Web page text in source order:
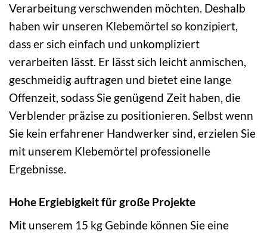
Verarbeitung verschwenden möchten. Deshalb
haben wir unseren Klebemörtel so konzipiert,
dass er sich einfach und unkompliziert
verarbeiten lässt. Er lässt sich leicht anmischen,
geschmeidig auftragen und bietet eine lange
Offenzeit, sodass Sie genügend Zeit haben, die
Verblender präzise zu positionieren. Selbst wenn
Sie kein erfahrener Handwerker sind, erzielen Sie
mit unserem Klebemörtel professionelle
Ergebnisse.
Hohe Ergiebigkeit für große Projekte
Mit unserem 15 kg Gebinde können Sie eine